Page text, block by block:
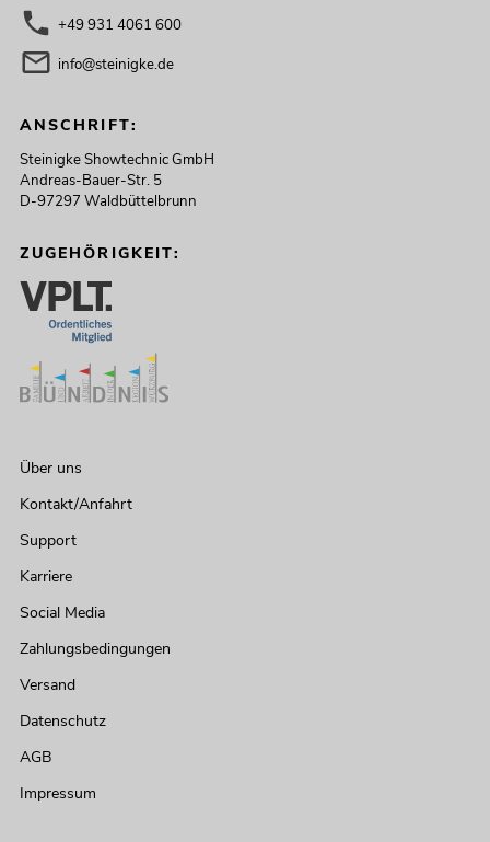
Bestand reicht ca. 12 Wo.
Panel
+49 931 4061 600
info@steinigke.de
ANSCHRIFT:
Steinigke Showtechnic GmbH
Andreas-Bauer-Str. 5
D-97297 Waldbüttelbrunn
ZUGEHÖRIGKEIT:
Über uns
Kontakt/Anfahrt
Support
Karriere
Social Media
Zahlungsbedingungen
Versand
Datenschutz
AGB
Impressum